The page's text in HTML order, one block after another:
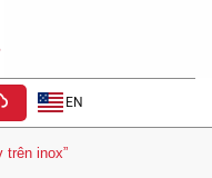
EN
trên inox”